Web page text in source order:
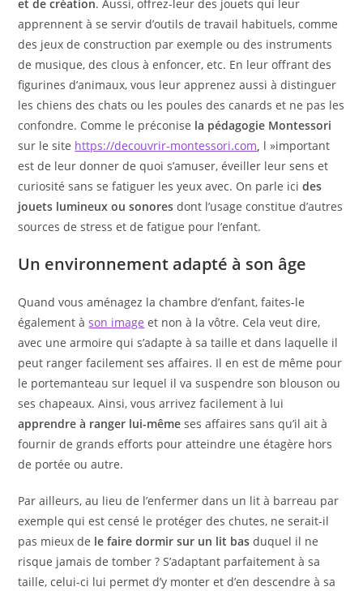
et de création. Aussi, offrez-leur des jouets qui leur
apprennent à se servir d’outils de travail habituels, comme
des jeux de construction par exemple ou des instruments
de musique, des clous à enfoncer, etc. En leur offrant des
figurines d’animaux, vous leur apprenez aussi à distinguer
les chiens des chats ou les poules des canards et ne pas les
confondre. Comme le préconise la pédagogie Montessori
sur le site https://decouvrir-montessori.com l »important
est de leur donner de quoi s’amuser, éveiller leur sens et
curiosité sans se fatiguer les yeux avec. On parle icides
jouets lumineux ou sonores dont l’usage constitue d’autres
sources de stress et de fatigue pour l’enfant.
Un environnement adapté à son âge
Quand vous aménagez la chambre d’enfant, faites-le
également àson image et non à la vôtre. Cela veut dire,
avec une armoire qui s’adapte à sa taille et dans laquelle il
peut ranger facilement ses affaires. Il en est de même pour
le portemanteau sur lequel il va suspendre son blouson ou
ses chapeaux. Ainsi, vous arrivez facilement à lui
apprendre à ranger lui-même ses affaires sans qu’il ait à
fournir de grands efforts pour atteindre une étagère hors
de portée ou autre.
Par ailleurs, au lieu de l’enfermer dans un lit à barreau par
exemple qui est censé le protéger des chutes, ne serait-il
pas mieux de le faire dormir sur un lit bas duquel il ne
risque jamais de tomber ? S’adaptant parfaitement à sa
taille, celui-ci lui permet d’y monter et d’en descendre à sa